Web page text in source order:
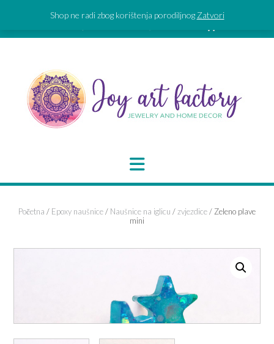
Shop ne radi zbog korištenja porodiljnog Zatvori
Početna / Epoxy naušnice/ Naušnice na iglicu / zvjezdice/ Zeleno plave
mini